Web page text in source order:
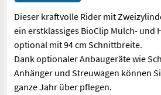
Dieser kraftvolle Rider mit
ein erstklassiges BioClip Mulch- und
optional mit 94 cm Schnittbreite.
Dank optionaler Anbaugeräte wie
Anhänger und Streuwagen können
ganze Jahr über pflegen.